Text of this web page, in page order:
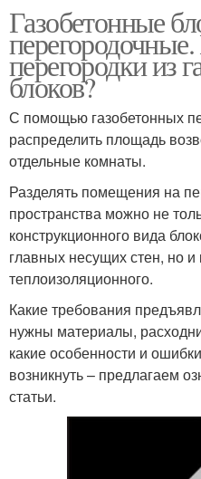
Газобетонные
перегородки из
блоков?
С помощью газобетонных
распределить площадь
отдельные комнаты.
Разделять помещения на
пространства можно не
конструкционного вида
главных несущих стен, но и
теплоизоляционного.
Какие требования
нужны материалы,
какие особенности и
возникнуть – предлагаем
статьи.